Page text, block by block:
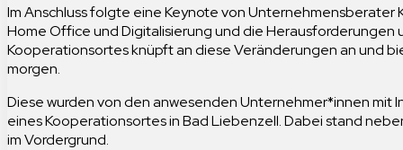
Im Anschluss folgte eine Keynote von
Home Office und Digitalisierung und die Herausforderungen
Kooperationsortes knüpft an diese Veränderungen an und
morgen.
Diese wurden von den anwesenden Unternehmer*innen
eines Kooperationsortes in Bad Liebenzell. Dabei stand
im Vordergrund.